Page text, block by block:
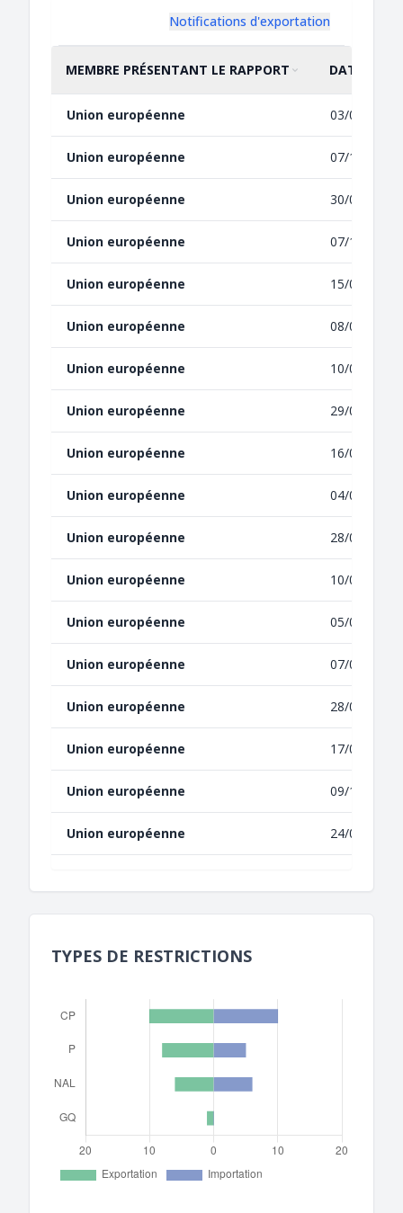
Notifications d'exportation
TRIER PAR
MEMBRE PRÉSENTANT LE RAPPORT
CROISSANT TRIER PAR
DATE DE
CROISSANT
Union européenne 03/02/2025
Union européenne 07/11/2024
Union européenne 30/09/2022
Union européenne 07/10/2021
Union européenne 15/07/2021
Union européenne 08/07/2021
Union européenne 10/05/2021
Union européenne 29/03/2021
Union européenne 16/03/2021
Union européenne 04/02/2021
Union européenne 28/09/2020
Union européenne 10/06/2020
Union européenne 05/05/2020
Union européenne 07/04/2020
Union européenne 28/09/2018
Union européenne 17/01/2017
Union européenne 09/10/2014
Union européenne 24/04/2013
TYPES DE RESTRICTIONS